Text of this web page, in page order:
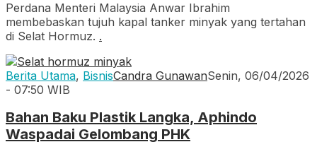
Perdana Menteri Malaysia Anwar Ibrahim
membebaskan tujuh kapal tanker minyak yang tertahan
di Selat Hormuz. .
Berita Utama, BisnisCandra GunawanSenin, 06/04/2026
- 07:50 WIB
Bahan Baku Plastik Langka, Aphindo
Waspadai Gelombang PHK